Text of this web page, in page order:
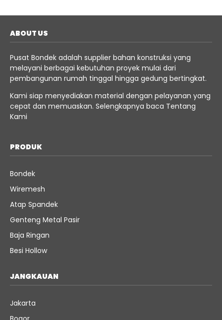
ABOUT US
Pusat Bondek adalah supplier bahan konstruksi yang
melayani berbagai kebutuhan proyek mulai dari
pembangunan rumah tinggal hingga gedung bertingkat.
Kami siap menyediakan material dengan pelayanan yang
cepat dan memuaskan. Selengkapnya baca Tentang
Kami
PRODUK
Bondek
Wiremesh
Atap Spandek
Genteng Metal Pasir
Baja Ringan
Besi Hollow
JANGKAUAN
Jakarta